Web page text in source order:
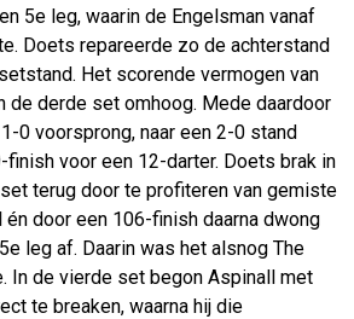
5e leg, waarin de Engelsman vanaf
Doets repareerde zo de achterstand
Het scorende vermogen van
de derde set omhoog. Mede daardoor
0 voorsprong, naar een 2-0 stand
finish voor een 12-darter. Doets brak in
terug door te profiteren van gemiste
door een 106-finish daarna dwong
leg af. Daarin was het alsnog The
In de vierde set begon Aspinall met
te breaken, waarna hij die